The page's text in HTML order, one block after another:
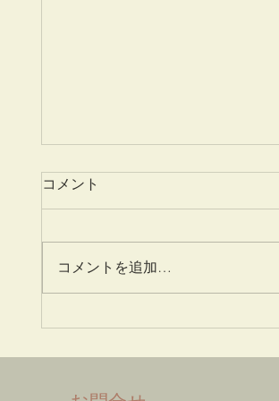
八重桜
コメント
コメントを追加…